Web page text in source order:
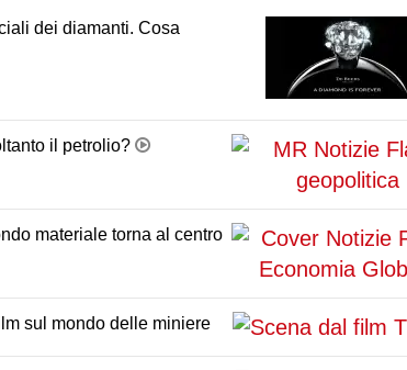
dei diamanti. Cosa
il petrolio?
materiale torna al centro
sul mondo delle miniere